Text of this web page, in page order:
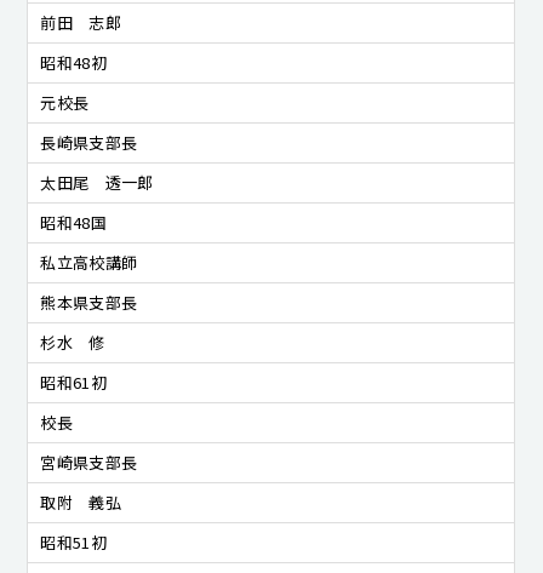
前田 志郎
昭和48初
元校長
長崎県支部長
太田尾 透一郎
昭和48国
私立高校講師
熊本県支部長
杉水 修
昭和61初
校長
宮崎県支部長
取附 義弘
昭和51初